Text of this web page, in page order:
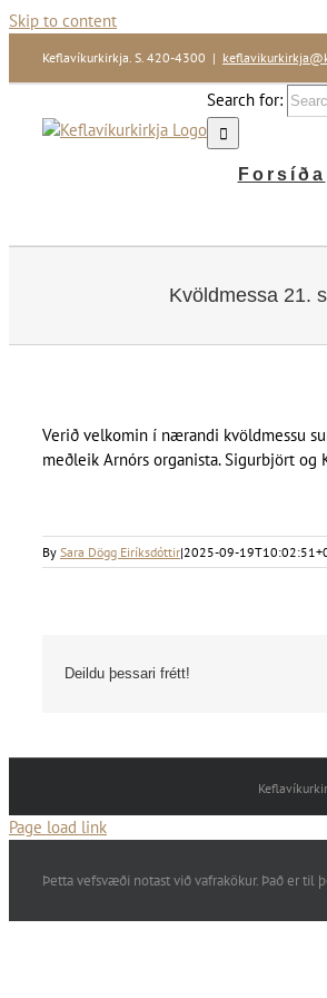
Skip to content
Keflavíkurkirkja. S. 420-4300 |
Search for:
Forsíða
Kvöldmessa 21.
Verið velkomin í nærandi kvöldmessu
meðleik Arnórs organista. Sigurbjört og
By Sara Dögg Eiríksdóttir|2025-09-
Deildu þessari frétt!
Page load link
Þetta vefsvæði notast við vafrakökur. Það er til